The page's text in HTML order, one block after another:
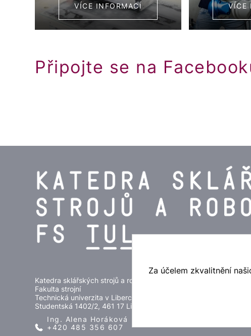
Za účelem zkvalitnění
VÍCE INFORMACÍ VÍCE
Připojte se na
Katedra sklářských strojů a robotiky
Fakulta strojní
Technická univerzita v Liberci
Studentská 1402/2, 461 17 Liberec 1
Ing. Alena Horáková
+420 485 356 607